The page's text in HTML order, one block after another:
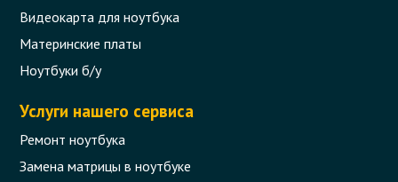
Видеокарта для ноутбука
Материнские платы
Ноутбуки б/у
Услуги нашего сервиса
Ремонт ноутбука
Замена матрицы в ноутбуке